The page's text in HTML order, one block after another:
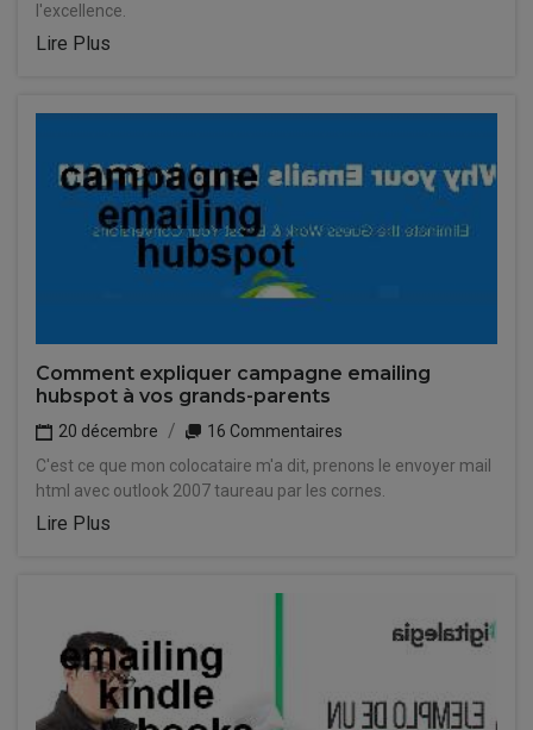
l'excellence.
Lire Plus
Comment expliquer campagne emailing
hubspot à vos grands-parents
20 décembre
16 Commentaires
C'est ce que mon colocataire m'a dit, prenons le envoyer mail
html avec outlook 2007 taureau par les cornes.
Lire Plus